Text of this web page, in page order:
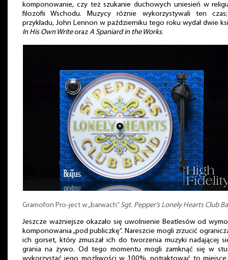
komponowanie, czy też szukanie duchowych uniesień w
filozofii Wschodu. Muzycy różnie wykorzystywali ten
przykładu, John Lennon w październiku tego roku wydał dwie
In His Own Writeoraz A Spaniard in the Works.
Gramofon Pro-ject w „barwach” Sgt. Pepper’s Lonely Hearts Club
Jeszcze ważniejsze okazało się uwolnienie Beatlesów od
komponowania „pod publiczkę”. Nareszcie mogli zrzucić
ich gorset, który zmuszał ich do tworzenia muzyki nadającej
grania na żywo. Od tego momentu mogli zamknąć się w